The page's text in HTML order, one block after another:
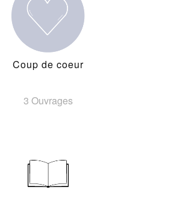
Coup de coeur
3 Ouvrages